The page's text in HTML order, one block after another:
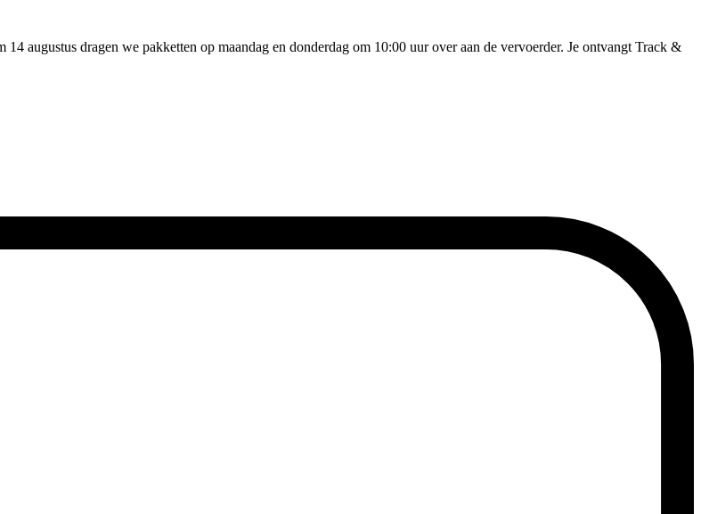
14 augustus dragen we pakketten op maandag en donderdag om 10:00 uur over aan de vervoerder. Je ontvangt Track &